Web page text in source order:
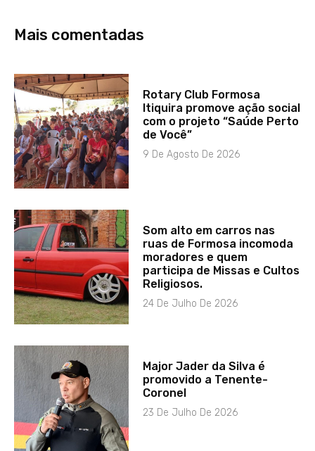
Mais comentadas
Rotary Club Formosa
Itiquira promove ação social
com o projeto “Saúde Perto
de Você”
9 De Agosto De 2026
Som alto em carros nas
ruas de Formosa incomoda
moradores e quem
participa de Missas e Cultos
Religiosos.
24 De Julho De 2026
Major Jader da Silva é
promovido a Tenente-
Coronel
23 De Julho De 2026